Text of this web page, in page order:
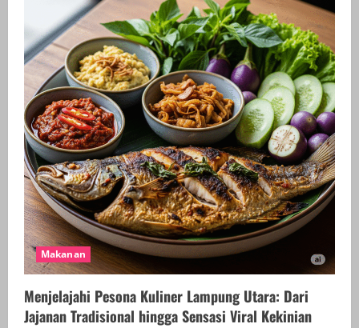
Terungkap:
Cukup
Konsumsi
5
Buah
Kaya
Vitamin
E
Ini
Setiap
Hari
Makanan
Menjelajahi Pesona Kuliner Lampung Utara: Dari
Jajanan Tradisional hingga Sensasi Viral Kekinian